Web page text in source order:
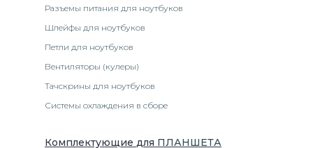
Разъемы питания для ноутбуков
Шлейфы для ноутбуков
Петли для ноутбуков
Вентиляторы (кулеры)
Тачскрины для ноутбуков
Системы охлаждения в сборе
Комплектующие для ПЛАНШЕТА